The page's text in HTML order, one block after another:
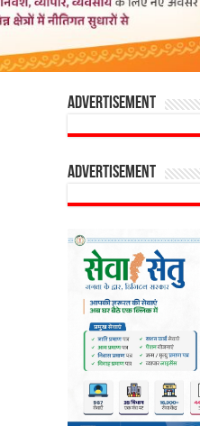
Advertisement
Advertisement